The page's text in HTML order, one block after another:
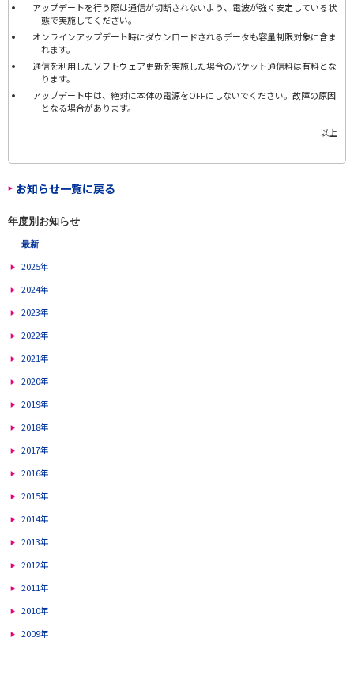
アップデートを行う際は通信が切断されないよう、電波が強く安定している状
態で実施してください。
オンラインアップデート時にダウンロードされるデータも容量制限対象に含ま
れます。
通信を利用したソフトウェア更新を実施した場合のパケット通信料は有料とな
ります。
アップデート中は、絶対に本体の電源をOFFにしないでください。故障の原因
となる場合があります。
以上
お知らせ一覧に戻る
年度別お知らせ
最新
2025年
2024年
2023年
2022年
2021年
2020年
2019年
2018年
2017年
2016年
2015年
2014年
2013年
2012年
2011年
2010年
2009年